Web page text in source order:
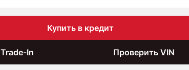
Купить в кредит
Trade-In Проверить VIN